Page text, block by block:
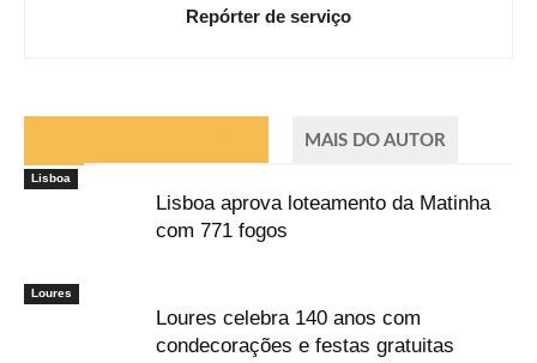
Repórter de serviço
MAIS DO AUTOR
Lisboa
Lisboa aprova loteamento da Matinha
com 771 fogos
Loures
Loures celebra 140 anos com
condecorações e festas gratuitas